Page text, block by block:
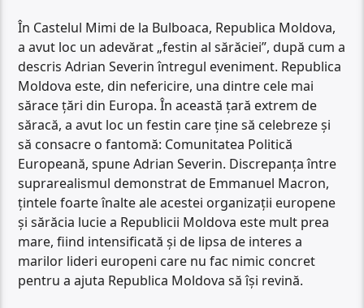
În Castelul Mimi de la Bulboaca, Republica Moldova,
a avut loc un adevărat „festin al sărăciei”, după cum a
descris Adrian Severin întregul eveniment. Republica
Moldova este, din nefericire, una dintre cele mai
sărace țări din Europa. În această țară extrem de
săracă, a avut loc un festin care ține să celebreze și
să consacre o fantomă: Comunitatea Politică
Europeană, spune Adrian Severin. Discrepanța între
suprarealismul demonstrat de Emmanuel Macron,
țintele foarte înalte ale acestei organizații europene
și sărăcia lucie a Republicii Moldova este mult prea
mare, fiind intensificată și de lipsa de interes a
marilor lideri europeni care nu fac nimic concret
pentru a ajuta Republica Moldova să își revină.